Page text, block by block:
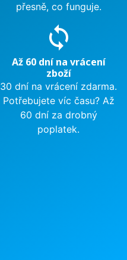
přesně, co funguje.
sync
Až 60 dní na vrácení
zboží
30 dní na vrácení zdarma.
Potřebujete víc času? Až
60 dní za drobný
poplatek.